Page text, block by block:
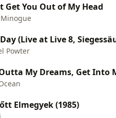
Get You Out of My Head
(Live at Live 8,
Powter
My Dreams, Get Into
Elmegyek (1985)